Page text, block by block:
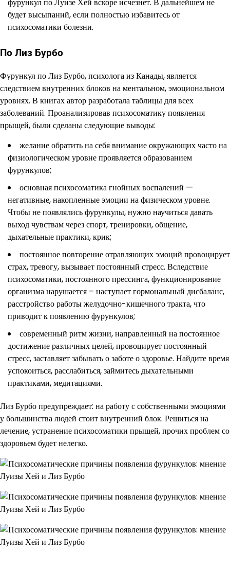
фурункул по Луизе Хей вскоре исчезнет. В дальнейшем не
будет высыпаний, если полностью избавитесь от
психосоматики болезни.
По Лиз Бурбо
Фурункул по Лиз Бурбо, психолога из Канады, является
следствием внутренних блоков на ментальном, эмоциональном
уровнях. В книгах автор разработала таблицы для всех
заболеваний. Проанализировав психосоматику появления
прыщей, были сделаны следующие выводы:
желание обратить на себя внимание окружающих часто на
физиологическом уровне проявляется образованием
фурункулов;
основная психосоматика гнойных воспалений —
негативные, накопленные эмоции на физическом уровне.
Чтобы не появлялись фурункулы, нужно научиться давать
выход чувствам через спорт, тренировки, общение,
дыхательные практики, крик;
постоянное повторение отравляющих эмоций провоцирует
страх, тревогу, вызывает постоянный стресс. Вследствие
психосоматики, постоянного прессинга, функционирование
организма нарушается – наступает гормональный дисбаланс,
расстройство работы желудочно-кишечного тракта, что
приводит к появлению фурункулов;
современный ритм жизни, направленный на постоянное
достижение различных целей, провоцирует постоянный
стресс, заставляет забывать о заботе о здоровье. Найдите время
успокоиться, расслабиться, займитесь дыхательными
практиками, медитациями.
Лиз Бурбо предупреждает: на работу с собственными эмоциями
у большинства людей стоит внутренний блок. Решиться на
лечение, устранение психосоматики прыщей, прочих проблем со
здоровьем будет нелегко.